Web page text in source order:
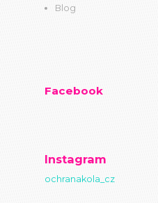
Blog
Facebook
Instagram
ochranakola_cz